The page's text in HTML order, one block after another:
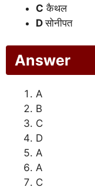
C कैथल
Dसोनीपत
Answer
A
B
C
D
A
A
C